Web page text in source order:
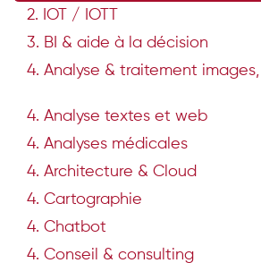
2. IOT / IOTT
3. BI & aide à la décision
4. Analyse & traitement
4. Analyse textes et web
4. Analyses médicales
4. Architecture & Cloud
4. Cartographie
4. Chatbot
4. Conseil & consulting